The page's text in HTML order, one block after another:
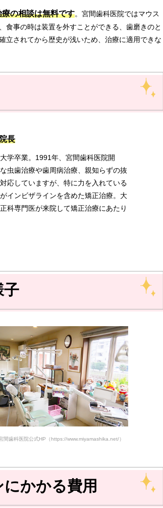
療の相談は無料です。宮間歯科医院ではマウス
食事の時は装置を外すことができる、歯磨きのと
立されてから歴史が浅いため、治療に適用できな
長
学卒業。1991年、宮間歯科医院開
虫歯治療や歯周病治療、親知らずの抜
応していますが、特に力を入れている
インビザラインを含めた矯正治療。大
科専門医が来院して矯正治療にあたり
子
間歯科医院公式HP（https://www.miyamashika.net/）
かかる費用